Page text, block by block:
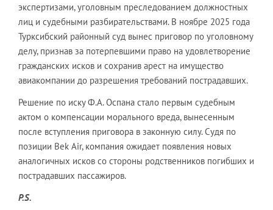
экспертизами, уголовным преследованием должностных
лиц и судебными разбирательствами. В ноябре 2025 года
Турксибский районный суд вынес приговор по уголовному
делу, признав за потерпевшими право на удовлетворение
гражданских исков и сохранив арест на имущество
авиакомпании до разрешения требований пострадавших.
Решение по иску Ф.А. Оспана стало первым судебным
актом о компенсации морального вреда, вынесенным
после вступления приговора в законную силу. Судя по
позиции Bek Air, компания ожидает появления новых
аналогичных исков со стороны родственников погибших и
пострадавших пассажиров.
P.S.